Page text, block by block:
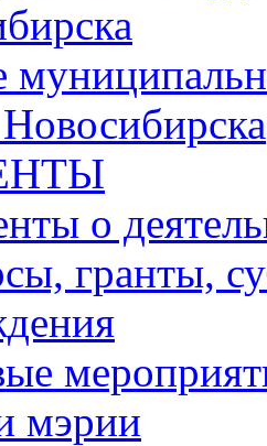
о
гранты,
мэрии